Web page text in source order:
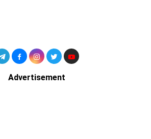
Advertisement